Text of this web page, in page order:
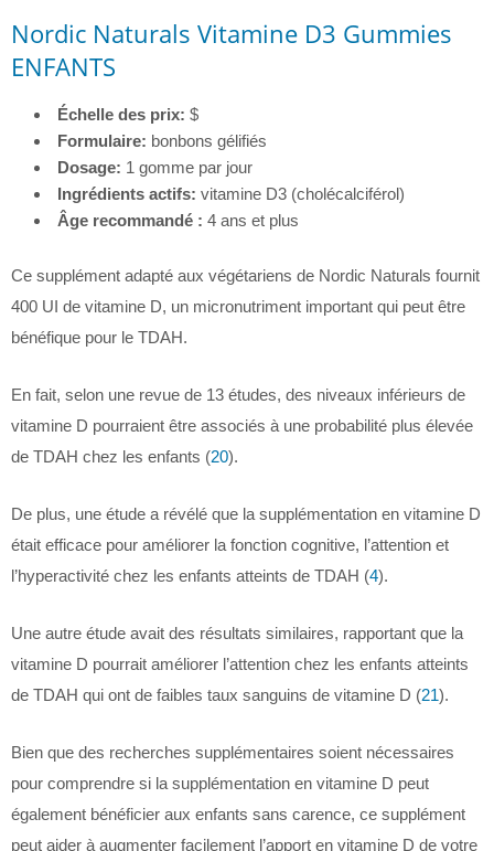
Nordic Naturals Vitamine D3 Gummies
ENFANTS
Échelle des prix: $
Formulaire: bonbons gélifiés
Dosage: 1 gomme par jour
Ingrédients actifs: vitamine D3 (cholécalciférol)
Âge recommandé : 4 ans et plus
Ce supplément adapté aux végétariens de Nordic Naturals fournit
400 UI de vitamine D, un micronutriment important qui peut être
bénéfique pour le TDAH.
En fait, selon une revue de 13 études, des niveaux inférieurs de
vitamine D pourraient être associés à une probabilité plus élevée
de TDAH chez les enfants (20).
De plus, une étude a révélé que la supplémentation en vitamine D
était efficace pour améliorer la fonction cognitive, l’attention et
l’hyperactivité chez les enfants atteints de TDAH (4).
Une autre étude avait des résultats similaires, rapportant que la
vitamine D pourrait améliorer l’attention chez les enfants atteints
de TDAH qui ont de faibles taux sanguins de vitamine D (21).
Bien que des recherches supplémentaires soient nécessaires
pour comprendre si la supplémentation en vitamine D peut
également bénéficier aux enfants sans carence, ce supplément
peut aider à augmenter facilement l’apport en vitamine D de votre